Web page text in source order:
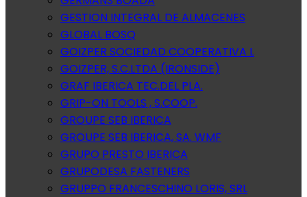
GESTION INTEGRAL DE ALMACENES
GLOBAL BOSQ
GOIZPER SOCIEDAD COOPERATIVA L
GOIZPER, S.C.LTDA (IRONSIDE)
GRAF IBERICA TEC.DEL PLA.
GRIP-ON TOOLS , S.COOP.
GROUPE SEB IBERICA
GROUPE SEB IBERICA, SA. WMF
GRUPO PRESTO IBERICA
GRUPODESA FASTENERS
GRUPPO FRANCESCHINO LORIS, SRL